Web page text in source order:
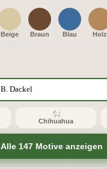
Beige Braun Blau Holz
Chihuahua
Alle 147 Motive anzeigen